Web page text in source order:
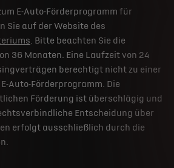
E-Auto-Förderprogramm für
Sie auf der Website des
. Bitte beachten Sie die
36 Monaten. Eine Laufzeit von 24
berechtigt nicht zu einer
Auto-Förderprogramm. Die
Förderung ist überschlägig und
Entscheidung über
erfolgt ausschließlich durch die